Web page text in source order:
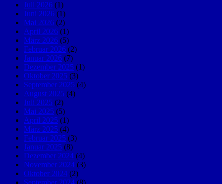
Juli 2026 (1)
Juni 2026 (1)
Mai 2026 (2)
April 2026 (1)
März 2026 (5)
Februar 2026 (2)
Januar 2026 (7)
Dezember 2025 (1)
Oktober 2025 (3)
September 2025 (4)
August 2025 (4)
Juli 2025 (2)
Mai 2025 (5)
April 2025 (1)
März 2025 (4)
Februar 2025 (3)
Januar 2025 (8)
Dezember 2024 (4)
November 2024 (3)
Oktober 2024 (2)